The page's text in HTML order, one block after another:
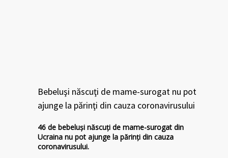
Bebeluşi născuţi de mame-surogat nu pot
ajunge la părinţi din cauza coronavirusului
46 de bebeluşi născuţi de mame-surogat din
Ucraina nu pot ajunge la părinţi din cauza
coronavirusului.